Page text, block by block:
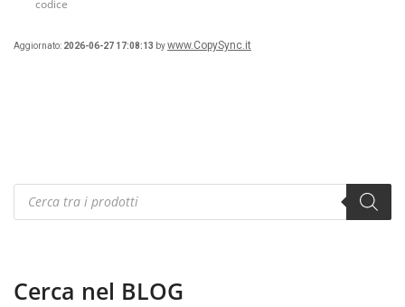
codice
Aggiornato: 2026-06-27 17:08:13 bywww.CopySync.it
Products
search
Cerca nel BLOG